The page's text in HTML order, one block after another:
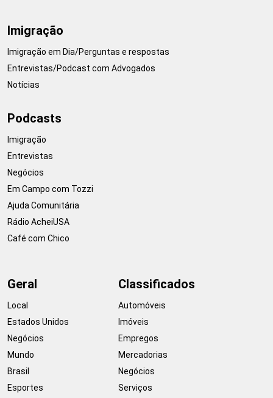
Imigração
Imigração em Dia/Perguntas e respostas
Entrevistas/Podcast com Advogados
Notícias
Podcasts
Imigração
Entrevistas
Negócios
Em Campo com Tozzi
Ajuda Comunitária
Rádio AcheiUSA
Café com Chico
Geral
Local
Estados Unidos
Negócios
Mundo
Brasil
Esportes
Classificados
Automóveis
Imóveis
Empregos
Mercadorias
Negócios
Serviços